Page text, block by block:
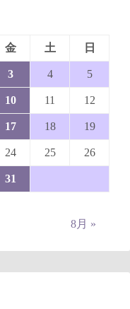
金 土 日
3 4 5
10 11 12
17 18 19
24 25 26
31
8月 »